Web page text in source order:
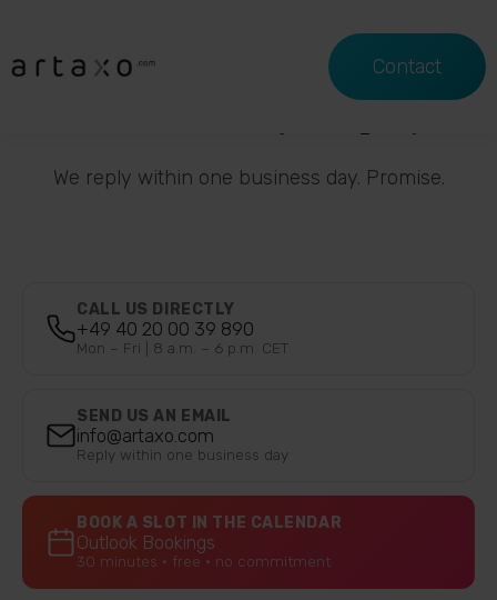
Contact
Let's talk about your project
We reply within one business day. Promise.
CALL US DIRECTLY
+49 40 20 00 39 890
Mon – Fri | 8 a.m. – 6 p.m. CET
SEND US AN EMAIL
info@artaxo.com
Reply within one business day
BOOK A SLOT IN THE CALENDAR
Outlook Bookings
30 minutes · free · no commitment